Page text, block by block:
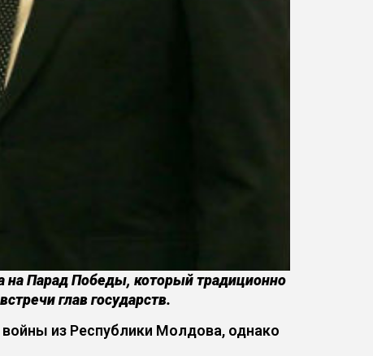
на Парад Победы, который традиционно
глав государств.
из Республики Молдова, однако